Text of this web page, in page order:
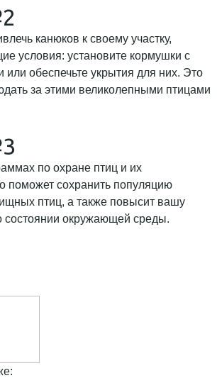
канюков к своему участку,
условия: установите кормушки с
или обеспечьте укрытия для них. Это
за этими великолепными птицами
по охране птиц и их
поможет сохранить популяцию
птиц, а также повысит вашу
состоянии окружающей среды.